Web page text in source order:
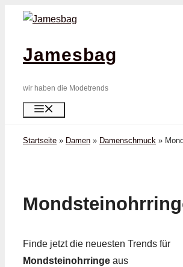
Zum
springenJamesbag
wir haben die Modetrends
Startseite » Damen » Damenschmuck »
Finde jetzt die neuesten Trends für
Mondstein­ohrringe aus